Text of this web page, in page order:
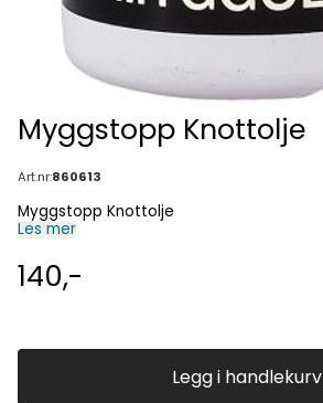
Myggstopp Knottolje
Art.nr:860613
Myggstopp Knottolje
Les mer
140,-
Legg i handlekurv